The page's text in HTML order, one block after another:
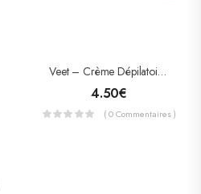
Veet – Crème Dépilatoire Peaux Normales
4.50€
( 0 Commentaires )